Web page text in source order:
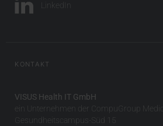
LinkedIn
KONTAKT
VISUS Health IT GmbH
ein Unternehmen der CompuGroup
Gesundheitscampus-Süd 15